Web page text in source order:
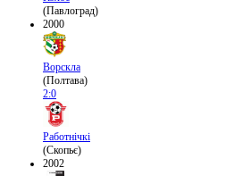
(Павлоград)
2000
Ворскла
(Полтава)
2:0
Работнічкі
(Скопьє)
2002